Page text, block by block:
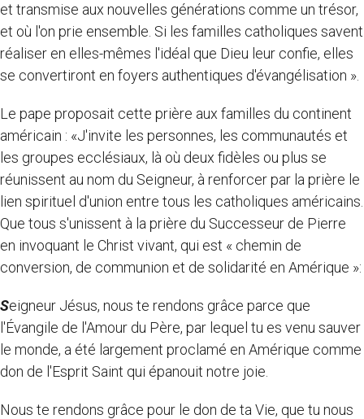
et transmise aux nouvelles générations comme un trésor,
et où l'on prie ensemble. Si les familles catholiques savent
réaliser en elles-mêmes l'idéal que Dieu leur confie, elles
se convertiront en foyers authentiques d'évangélisation ».
Le pape proposait cette prière aux familles du continent
américain : «J'invite les personnes, les communautés et
les groupes ecclésiaux, là où deux fidèles ou plus se
réunissent au nom du Seigneur, à renforcer par la prière le
lien spirituel d'union entre tous les catholiques américains.
Que tous s'unissent à la prière du Successeur de Pierre
en invoquant le Christ vivant, qui est « chemin de
conversion, de communion et de solidarité en Amérique »:
Seigneur Jésus, nous te rendons grâce parce que
l'Évangile de l'Amour du Père, par lequel tu es venu sauver
le monde, a été largement proclamé en Amérique comme
don de l'Esprit Saint qui épanouit notre joie.
Nous te rendons grâce pour le don de ta Vie, que tu nous